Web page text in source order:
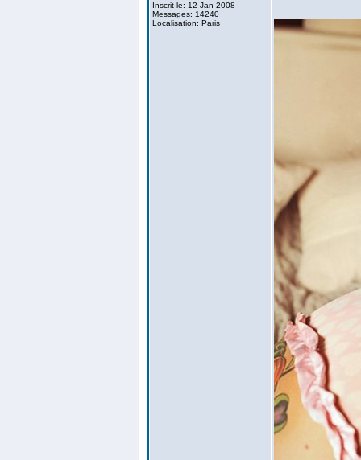
Inscrit le: 12 Jan 2008
Messages: 14240
Localisation: Paris